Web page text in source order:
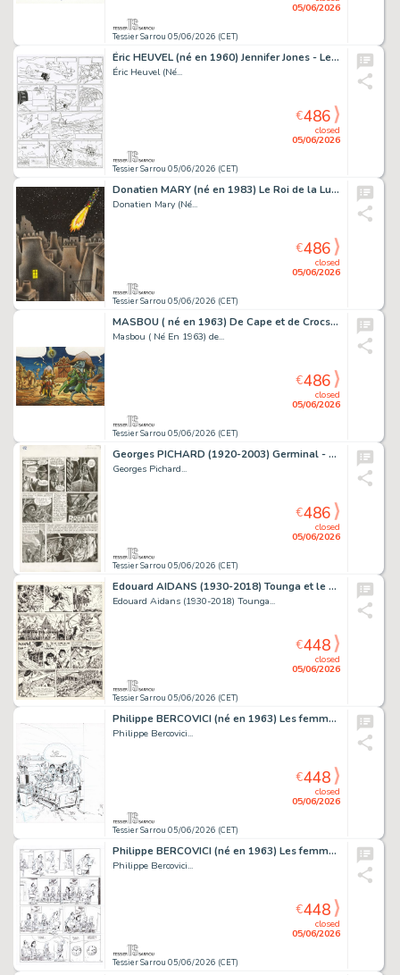
Tessier Sarrou 05/06/2026 (CET)
05/06/2026
Éric HEUVEL (né en 1960) Jennifer Jones - Le corps...
Éric Heuvel (Né...
Tessier Sarrou 05/06/2026 (CET)
closed
05/06/2026
€486
Donatien MARY (né en 1983) Le Roi de la Lune et le...
Donatien Mary (Né...
Tessier Sarrou 05/06/2026 (CET)
closed
05/06/2026
€486
MASBOU ( né en 1963) De Cape et de Crocs - Le secret...
Masbou ( Né En 1963) de...
Tessier Sarrou 05/06/2026 (CET)
closed
05/06/2026
€486
Georges PICHARD (1920-2003) Germinal - Tome 2 Encre...
Georges Pichard...
Tessier Sarrou 05/06/2026 (CET)
closed
05/06/2026
€486
Edouard AIDANS (1930-2018) Tounga et le dieu de feu Encre...
Edouard Aidans (1930-2018) Tounga...
Tessier Sarrou 05/06/2026 (CET)
closed
05/06/2026
€448
Philippe BERCOVICI (né en 1963) Les femmes en blanc Encre...
Philippe Bercovici...
Tessier Sarrou 05/06/2026 (CET)
closed
05/06/2026
€448
Philippe BERCOVICI (né en 1963) Les femmes en blanc Encre...
Philippe Bercovici...
Tessier Sarrou 05/06/2026 (CET)
closed
05/06/2026
€448